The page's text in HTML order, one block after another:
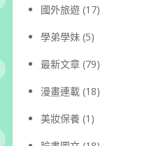
國外旅遊 (17)
學弟學妹 (5)
最新文章 (79)
漫畫連載 (18)
美妝保養 (1)